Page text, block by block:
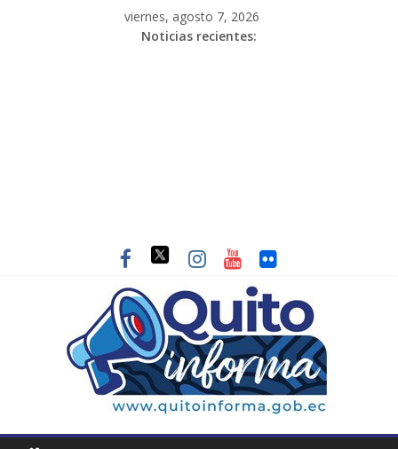
viernes, agosto 7, 2026
Noticias recientes: